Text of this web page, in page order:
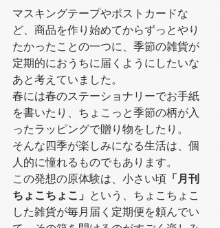
マスキングテープやポストカードな
ど、商品を作り始めてからずっとやり
たかったことの一つに、季節の雑貨が
定期的におうちに届くようにしたいな
あと考えていました。
春には春のステーショナリーでお手紙
を書いたり、ちょこっと季節の柄が入
ったラッピングで贈り物をしたり。
そんな四季が楽しみになる生活は、個
人的に憧れるものでもあります。
この発想の原体験は、小さい頃 「月刊
ちょこちょこ」 という、ちょこちょこ
した雑貨が毎月届く定期便を頼んでい